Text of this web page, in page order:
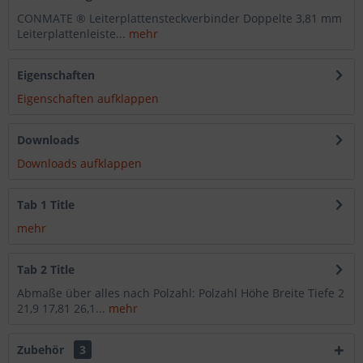
CONMATE ® Leiterplattensteckverbinder Doppelte 3,81 mm
Leiterplattenleiste... mehr
Eigenschaften
Eigenschaften aufklappen
Downloads
Downloads aufklappen
Tab 1 Title
mehr
Tab 2 Title
Abmaße über alles nach Polzahl: Polzahl Höhe Breite Tiefe 2
21,9 17,81 26,1... mehr
Zubehör 3